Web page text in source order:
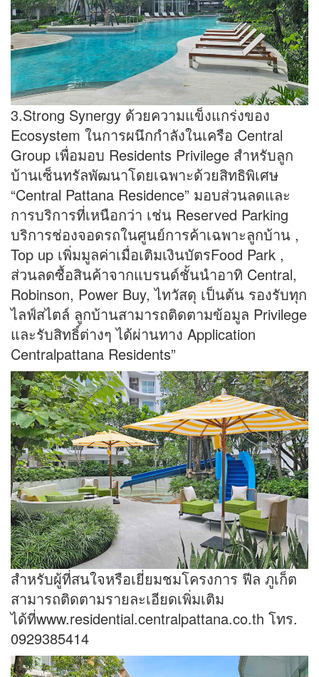
3.Strong Synergy ด้วยความแข็งแกร่งของ
Ecosystem ในการผนึกกำลังในเครือ Central
Group เพื่อมอบ Residents Privilege สำหรับลูก
บ้านเซ็นทรัลพัฒนาโดยเฉพาะด้วยสิทธิพิเศษ
“Central Pattana Residence” มอบส่วนลดและ
การบริการที่เหนือกว่า เช่น Reserved Parking
บริการช่องจอดรถในศูนย์การค้าเฉพาะลูกบ้าน ,
Top up เพิ่มมูลค่าเมื่อเติมเงินบัตรFood Park ,
ส่วนลดซื้อสินค้าจากแบรนด์ชั้นนำอาทิ Central,
Robinson, Power Buy, ไทวัสดุ เป็นต้น รองรับทุก
ไลฟ์สไตล์ ลูกบ้านสามารถติดตามข้อมูล Privilege
และรับสิทธิ์ต่างๆ ได้ผ่านทาง Application
Centralpattana Residents”
สำหรับผู้ที่สนใจหรือเยี่ยมชมโครงการ ฟีล ภูเก็ต
สามารถติดตามรายละเอียดเพิ่มเติม
ได้ที่www.residential.centralpattana.co.th โทร.
0929385414